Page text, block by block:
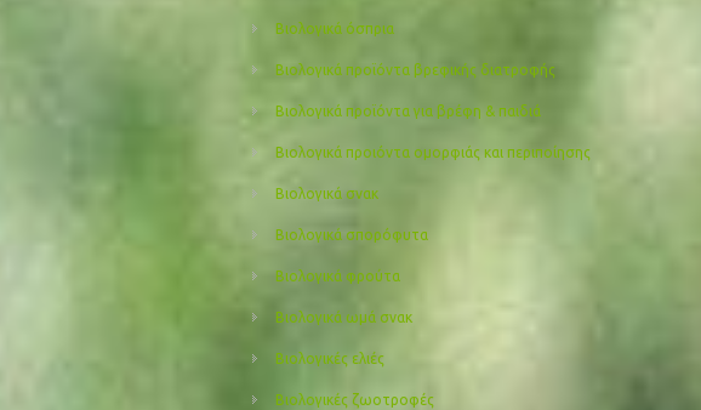
Βιολογικά όσπρια
Βιολογικά προϊόντα βρεφικής διατροφής
Βιολογικά προϊόντα για βρέφη & παιδιά
Βιολογικά προιόντα ομορφιάς και περιποίησης
Βιολογικά σνακ
Βιολογικά σπορόφυτα
Βιολογικά φρούτα
Βιολογικά ωμά σνακ
Βιολογικές ελιές
Βιολογικές ζωοτροφές